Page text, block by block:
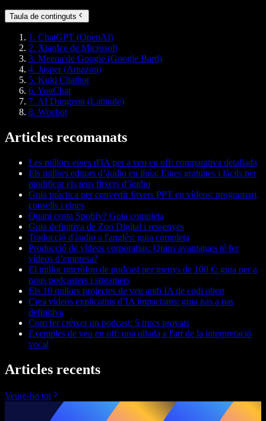
Taula de continguts
1. ChatGPT (OpenAI)
2. XiaoIce de Microsoft
3. Meena de Google (Google Bard)
4. Jasper (Amazon)
5. Kuki Chatbot
6. YouChat
7. AI Dungeon (Latitude)
8. Woebot
Articles recomanats
Les millors eines d'IA per a veu en off: comparativa detallada
Els millors editors d’àudio en línia: Eines gratuïtes i fàcils per
modificar els teus fitxers d’àudio
Guia pràctica per convertir fitxers PPT en vídeos: programari,
consells i eines
Quant costa Spotify? Guia completa
Guia definitiva de Zoo Digital i ressenyes
Traducció d'àudio a l'anglès: guia completa
Producció de vídeos corporatius: Quins avantatges té fer
vídeos d’empresa?
El millor micròfon de podcast per menys de 100 €: guia per a
nous podcasters i streamers
Els 10 millors projectes de veu amb IA de codi obert
Crea vídeos explicatius d’IA impactants: guia pas a pas
definitiva
Com fer créixer un podcast: 5 trucs provats
Exemples de veu en off: una ullada a l'art de la interpretació
vocal
Articles recents
Veure-ho tot